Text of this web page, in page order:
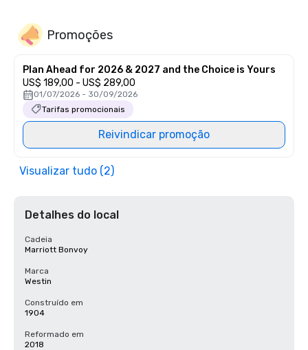
Promoções
Plan Ahead for 2026 & 2027 and the Choice is Yours
US$ 189,00 - US$ 289,00
01/07/2026 - 30/09/2026
Tarifas promocionais
Reivindicar promoção
Visualizar tudo (2)
Detalhes do local
Cadeia
Marriott Bonvoy
Marca
Westin
Construído em
1904
Reformado em
2018